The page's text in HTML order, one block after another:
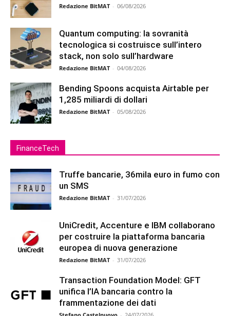
Redazione BitMAT - 06/08/2026
Quantum computing: la sovranità
tecnologica si costruisce sull’intero
stack, non solo sull’hardware
Redazione BitMAT - 04/08/2026
Bending Spoons acquista Airtable per
1,285 miliardi di dollari
Redazione BitMAT - 05/08/2026
FinanceTech
Truffe bancarie, 36mila euro in fumo con
un SMS
Redazione BitMAT - 31/07/2026
UniCredit, Accenture e IBM collaborano
per costruire la piattaforma bancaria
europea di nuova generazione
Redazione BitMAT - 31/07/2026
Transaction Foundation Model: GFT
unifica l’IA bancaria contro la
frammentazione dei dati